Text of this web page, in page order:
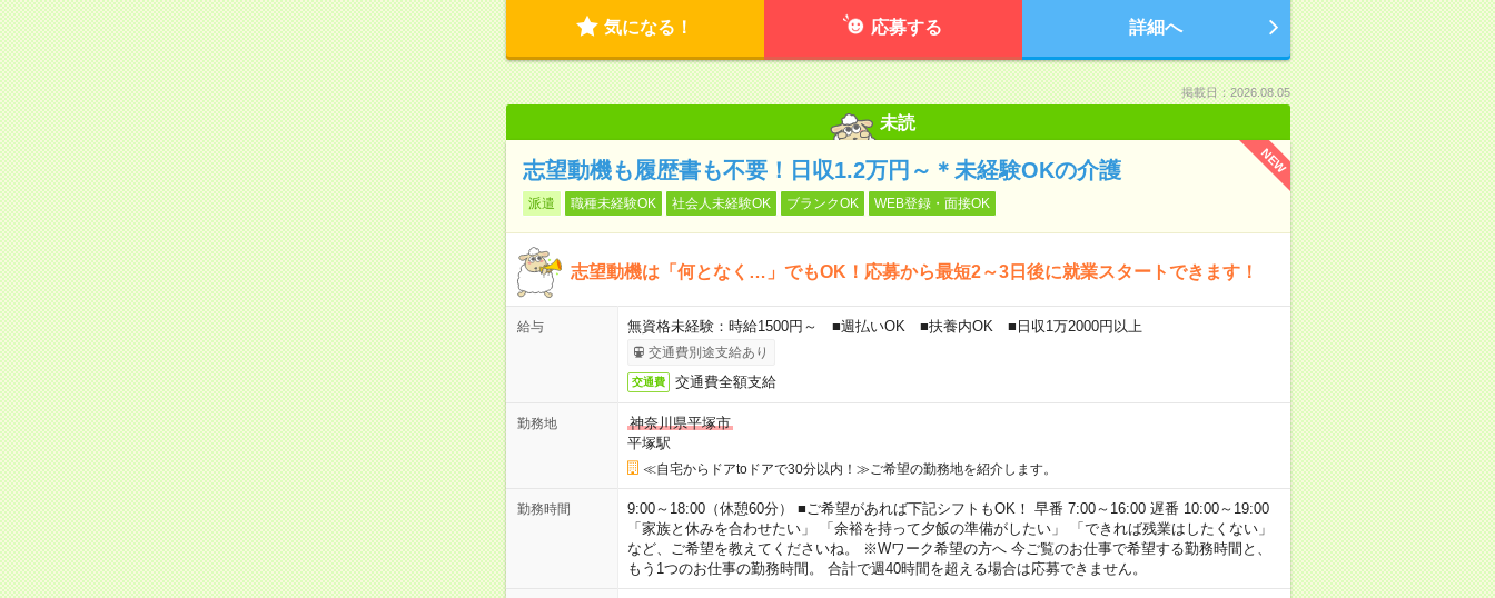
気になる！ 応募する 詳細へ
掲載日：2026.08.05
未読
NEW
志望動機も履歴書も不要！日収1.2万円～＊未経験OKの介護
派遣 職種未経験OK 社会人未経験OK ブランクOK WEB登録・面接OK
志望動機は「何となく…」でもOK！応募から最短2～3日後に就業スタートできます！
給与 無資格未経験：時給1500円～ ■週払いOK ■扶養内OK ■日収1万2000円以上
交通費別途支給あり
交通費 交通費全額支給
勤務地
神奈川県平塚市
平塚駅
≪自宅からドアtoドアで30分以内！≫ご希望の勤務地を紹介します。
勤務時間
9:00～18:00（休憩60分） ■ご希望があれば下記シフトもOK！ 早番 7:00～16:00 遅番 10:00～19:00
「家族と休みを合わせたい」 「余裕を持って夕飯の準備がしたい」 「できれば残業はしたくない」
など、ご希望を教えてくださいね。 ※Wワーク希望の方へ 今ご覧のお仕事で希望する勤務時間と、
もう1つのお仕事の勤務時間。 合計で週40時間を超える場合は応募できません。